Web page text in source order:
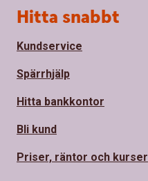
Sidfot
Hitta snabbt
Kundservice
Spärrhjälp
Hitta bankkontor
Bli kund
Priser, räntor och kurser